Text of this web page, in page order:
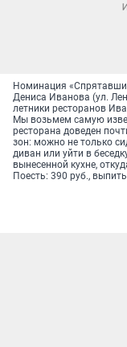
Номинация
Дениса Иванова (ул.
летники ресторанов
Мы возьмем самую
ресторана доведен
зон: можно не только
диван или уйти в
вынесенной кухне,
Поесть: 390 руб.,